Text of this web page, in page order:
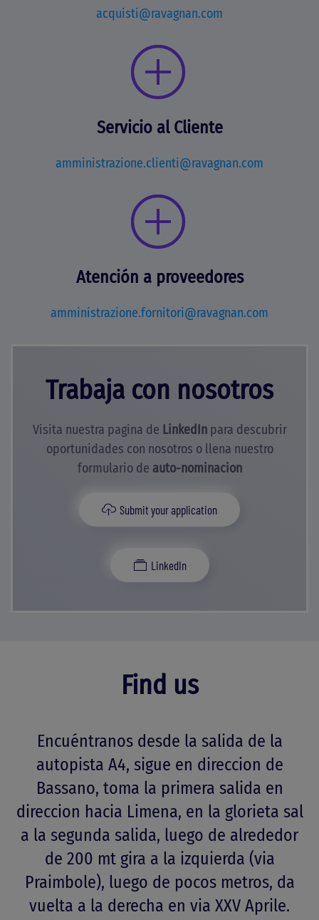
acquisti@ravagnan.com
Servicio al Cliente
amministrazione.clienti@ravagnan.com
Atención a proveedores
amministrazione.fornitori@ravagnan.com
Trabaja con nosotros
Visita nuestra pagina de LinkedInpara descubrir
oportunidades con nosotros o llena nuestro
formulario de auto-nominacion
Submit your application
LinkedIn
Find us
Encuéntranos desde la salida de la
autopista A4, sigue en direccion de
Bassano, toma la primera salida en
direccion hacia Limena, en la glorieta sal
a la segunda salida, luego de alrededor
de 200 mt gira a la izquierda (via
Praimbole), luego de pocos metros, da
vuelta a la derecha en via XXV Aprile.